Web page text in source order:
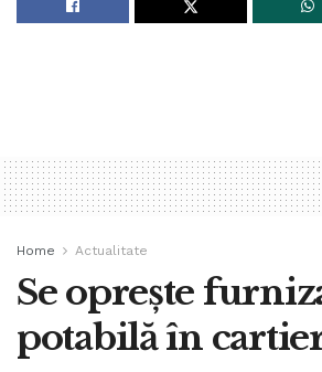
Home Actualitate
Se oprește
potabilă în